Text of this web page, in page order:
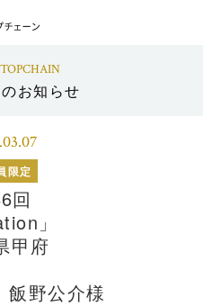
お知らせ
限定
回
甲府
野公介様